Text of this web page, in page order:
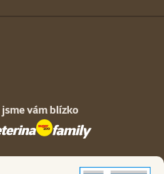
jsme vám blízko